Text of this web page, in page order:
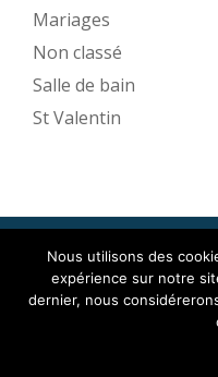
Mariages
Non classé
Salle de bain
St Valentin
Mise
Menu
Nous utilisons des
expérience sur notre
dernier, nous